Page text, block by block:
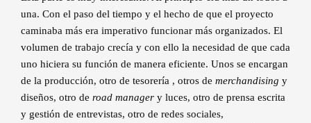
una. Con el paso del tiempo y el hecho de que el proyecto
caminaba más era imperativo funcionar más organizados. El
volumen de trabajo crecía y con ello la necesidad de que cada
uno hiciera su función de manera eficiente. Unos se encargan
de la producción, otro de tesorería , otros de merchandising y
diseños, otro de road manager y luces, otro de prensa escrita
y gestión de entrevistas, otro de redes sociales,